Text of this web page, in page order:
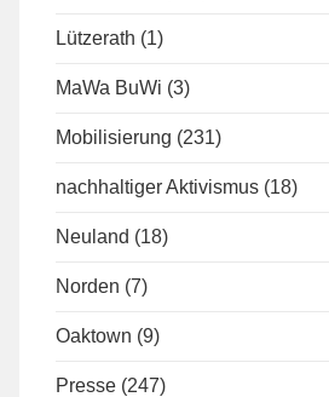
Lützerath (1)
MaWa BuWi (3)
Mobilisierung (231)
nachhaltiger Aktivismus (18)
Neuland (18)
Norden (7)
Oaktown (9)
Presse (247)